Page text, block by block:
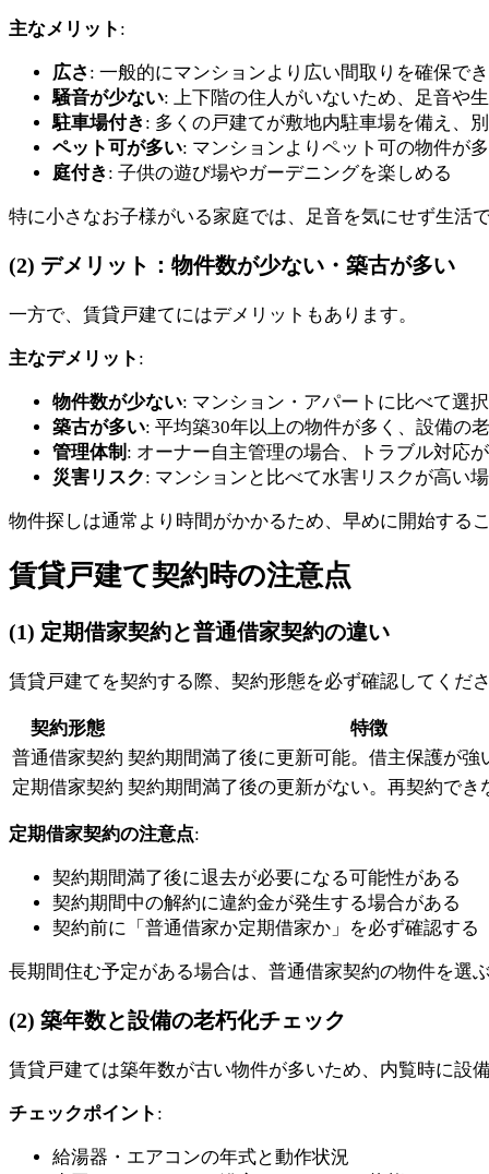
主なメリット :
広さ: 一般的にマンションより広い間取りを確保で
騒音が少ない: 上下階の住人がいないため、足音や
駐車場付き : 多くの戸建てが敷地内駐車場を備え、
ペット可が多い: マンションよりペット可の物件が
庭付き : 子供の遊び場やガーデニングを楽しめる
特に小さなお子様がいる家庭では、足音を気にせず生活
(2) デメリット：物件数が少ない・築古が多い
一方で、賃貸戸建てにはデメリットもあります。
主なデメリット :
物件数が少ない: マンション・アパートに比べて選
築古が多い: 平均築30年以上の物件が多く、設備の
管理体制 : オーナー自主管理の場合、トラブル対応
災害リスク: マンションと比べて水害リスクが高い
物件探しは通常より時間がかかるため、早めに開始する
賃貸戸建て契約時の注意点
(1) 定期借家契約と普通借家契約の違い
賃貸戸建てを契約する際、契約形態を必ず確認してくだ
契約形態
特徴
普通借家契約 契約期間満了後に更新可能。借主保護が強
定期借家契約 契約期間満了後の更新がない。再契約でき
定期借家契約の注意点:
契約期間満了後に退去が必要になる可能性がある
契約期間中の解約に違約金が発生する場合がある
契約前に「普通借家か定期借家か」を必ず確認する
長期間住む予定がある場合は、普通借家契約の物件を選
(2) 築年数と設備の老朽化チェック
賃貸戸建ては築年数が古い物件が多いため、内覧時に設
チェックポイント :
給湯器・エアコンの年式と動作状況